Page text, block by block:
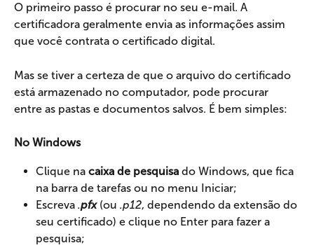
O primeiro passo é procurar no seu e-mail. A
certificadora geralmente envia as informações assim
que você contrata o certificado digital.
Mas se tiver a certeza de que o arquivo do certificado
está armazenado no computador, pode procurar
entre as pastas e documentos salvos. É bem simples:
No Windows
Clique na caixa de pesquisa do Windows, que fica
na barra de tarefas ou no menu Iniciar;
Escreva .pfx (ou .p12, dependendo da extensão do
seu certificado) e clique no Enter para fazer a
pesquisa;